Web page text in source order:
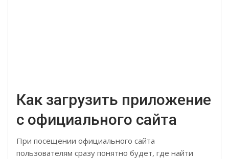
Как загрузить приложение
с официального сайта
При посещении официального сайта
пользователям сразу понятно будет, где найти